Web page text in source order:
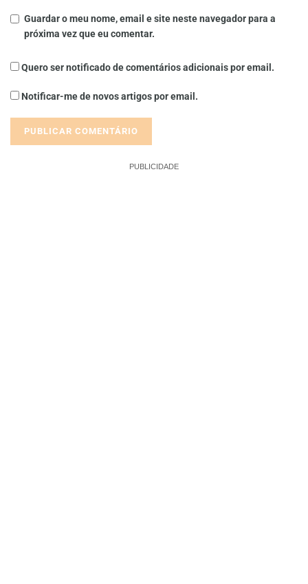
Guardar o meu nome, email e site neste navegador para a
próxima vez que eu comentar.
Quero ser notificado de comentários adicionais por email.
Notificar-me de novos artigos por email.
PUBLICIDADE